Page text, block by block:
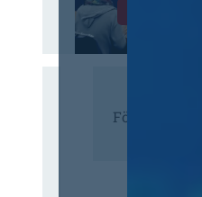
Förderer